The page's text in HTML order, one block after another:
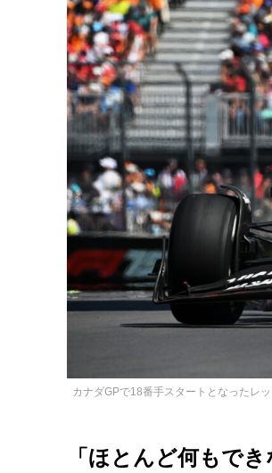
カナダGPで18番手スタートとなったレ
「ほとんど何もで